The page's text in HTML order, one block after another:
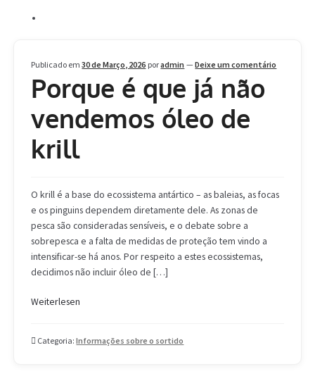
Informações
Publicado em30 de Março, 2026 poradmin —Deixe um comentário
Porque é que já não
vendemos óleo de
krill
O krill é a base do ecossistema antártico – as baleias, as focas
e os pinguins dependem diretamente dele. As zonas de
pesca são consideradas sensíveis, e o debate sobre a
sobrepesca e a falta de medidas de proteção tem vindo a
intensificar-se há anos. Por respeito a estes ecossistemas,
decidimos não incluir óleo de […]
Weiterlesen
Categoria:Informações sobre o sortido